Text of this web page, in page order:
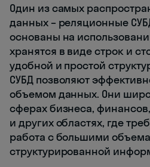
Один из самых
данных – реляционные
основаны на
хранятся в виде строк и
удобной и простой
СУБД позволяют
объемом данных. Они
сферах бизнеса,
и других областях, где
работа с большими
структурированной